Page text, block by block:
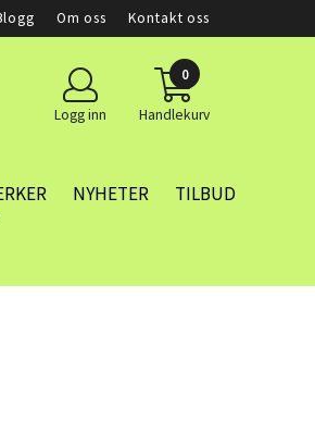
Om oss Kontakt oss
Logg inn
0
Handlekurv
NYHETER TILBUD